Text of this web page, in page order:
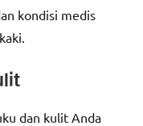
kondisi medis
dan kulit Anda